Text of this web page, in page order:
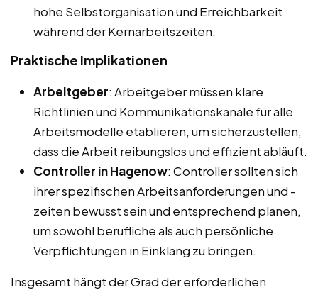
hohe Selbstorganisation und Erreichbarkeit
während der Kernarbeitszeiten.
Praktische Implikationen
Arbeitgeber: Arbeitgeber müssen klare
Richtlinien und Kommunikationskanäle für alle
Arbeitsmodelle etablieren, um sicherzustellen,
dass die Arbeit reibungslos und effizient abläuft.
Controller in Hagenow: Controller sollten sich
ihrer spezifischen Arbeitsanforderungen und -
zeiten bewusst sein und entsprechend planen,
um sowohl berufliche als auch persönliche
Verpflichtungen in Einklang zu bringen.
Insgesamt hängt der Grad der erforderlichen